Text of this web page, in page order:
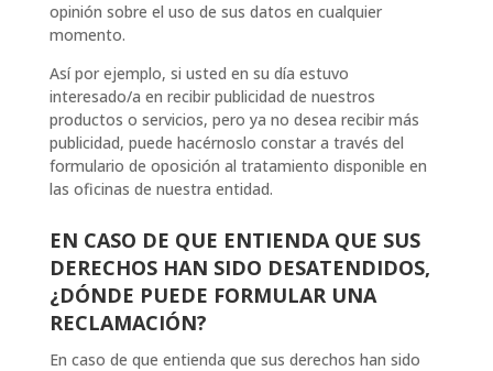
opinión sobre el uso de sus datos en cualquier
momento.
Así por ejemplo, si usted en su día estuvo
interesado/a en recibir publicidad de nuestros
productos o servicios, pero ya no desea recibir más
publicidad, puede hacérnoslo constar a través del
formulario de oposición al tratamiento disponible en
las oficinas de nuestra entidad.
EN CASO DE QUE ENTIENDA QUE SUS
DERECHOS HAN SIDO DESATENDIDOS,
¿DÓNDE PUEDE FORMULAR UNA
RECLAMACIÓN?
En caso de que entienda que sus derechos han sido